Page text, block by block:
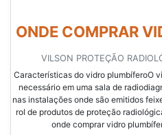
ONDE COMPRAR
VILSON PROTEÇÃO
Características do vidro plumbíferoO
necessário em uma sala de
nas instalações onde são emitidos
rol de produtos de proteção
onde comprar vidro